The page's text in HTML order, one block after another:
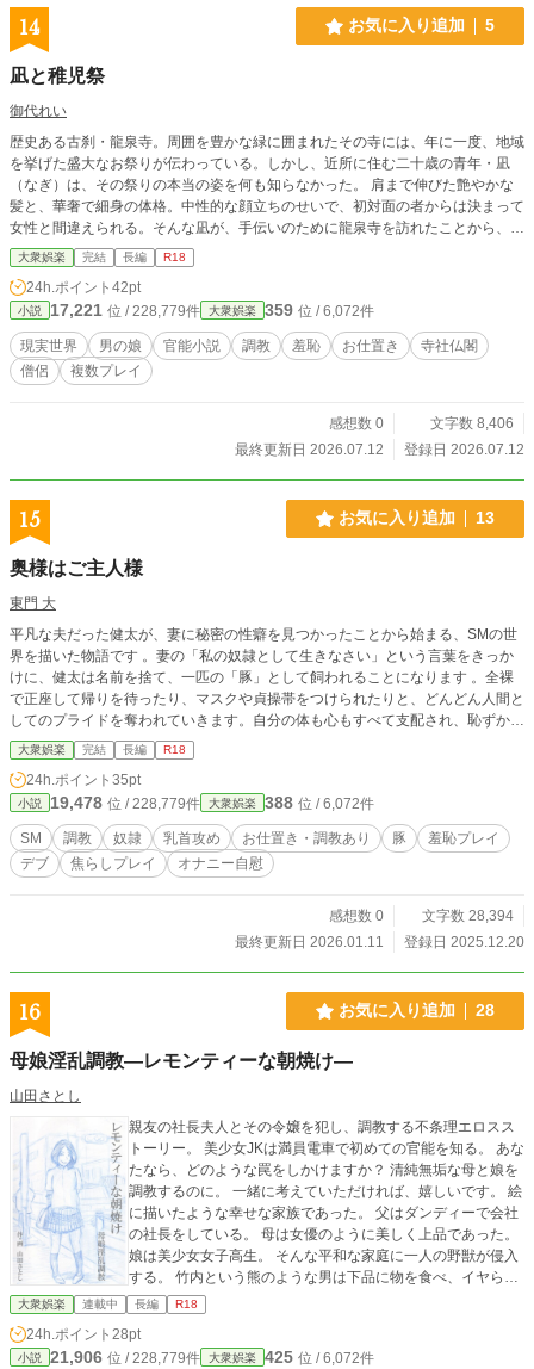
14 お気に入り追加 5
凪と稚児祭
御代れい
歴史ある古刹・龍泉寺。周囲を豊かな緑に囲まれたその寺には、年に一度、地域
を挙げた盛大なお祭りが伝わっている。しかし、近所に住む二十歳の青年・凪
（なぎ）は、その祭りの本当の姿を何も知らなかった。 肩まで伸びた艶やかな
髪と、華奢で細身の体格。中性的な顔立ちのせいで、初対面の者からは決まって
女性と間違えられる。そんな凪が、手伝いのために龍泉寺を訪れたことから、彼
の運命は大きく狂い始めることになる。
大衆娯楽 完結 長編 R18
24h.ポイント 42pt
小説 17,221 位 / 228,779件 大衆娯楽 359 位 / 6,072件
現実世界 男の娘 官能小説 調教 羞恥 お仕置き
寺社仏閣
僧侶
複数プレイ
感想数 0
文字数 8,406
最終更新日 2026.07.12
登録日 2026.07.12
15 お気に入り追加 13
奥様はご主人様
東門 大
平凡な夫だった健太が、妻に秘密の性癖を見つかったことから始まる、SMの世
界を描いた物語です 。妻の「私の奴隷として生きなさい」という言葉をきっか
けに、健太は名前を捨て、一匹の「豚」として飼われることになります 。全裸
で正座して帰りを待ったり、マスクや貞操帯をつけられたりと、どんどん人間と
してのプライドを奪われていきます。自分の体も心もすべて支配され、恥ずかし
ければ恥ずかしいほど喜びを感じてしまう……。そんな普通では味わえない、究
極の「マゾの幸せ」がたっぷり詰まった物語です。 イラストあり ※生成AI
で作成したものを自分で加工しました。 Xの＠mistress_wife_s「元妻(現ご主
人様)元夫(現奴隷)調教の日々」とその方のxhamsterへの投稿動画にインスピレ
ーションを受けて、作成しました。 文章は自分で書いたものを生成AIで校正
し、さらに自分で修正しています。 第一章は「健太視点」第二章では「美沙
視点」で物語を描きますが、ストーリー自体は変わりません。
大衆娯楽 完結 長編 R18
24h.ポイント 35pt
小説 19,478 位 / 228,779件 大衆娯楽 388 位 / 6,072件
SM 調教 奴隷 乳首攻め お仕置き・調教あり 豚
羞恥プレイ
デブ
焦らしプレイ オナニー自慰
感想数 0
文字数 28,394
最終更新日 2026.01.11
登録日 2025.12.20
16 お気に入り追加 28
母娘淫乱調教―レモンティーな朝焼け―
山田さとし
親友の社長夫人とその令嬢を犯し、調教する不条理エロスス
トーリー。 美少女JKは満員電車で初めての官能を知る。 あな
たなら、どのような罠をしかけますか？ 清純無垢な母と娘を
調教するのに。 一緒に考えていただければ、嬉しいです。 絵
に描いたような幸せな家族であった。 父はダンディーで会社
の社長をしている。 母は女優のように美しく上品であった。
娘は美少女女子高生。 そんな平和な家庭に一人の野獣が侵入
する。 竹内という熊のような男は下品に物を食べ、イヤらし
い視線を香奈子と圭子に向ける。 おぞましい男の来客を拒む
娘に、父と母は笑って取りなしている。 娘はいぶかしげに想
うのだった。 以前は母もイヤがっていた筈なのに。 平和そう
に見える家庭が崩壊していく。 天使のような母と娘は竹内と
大衆娯楽 連載中 長編 R18
24h.ポイント 28pt
小説 21,906 位 / 228,779件 大衆娯楽 425 位 / 6,072件